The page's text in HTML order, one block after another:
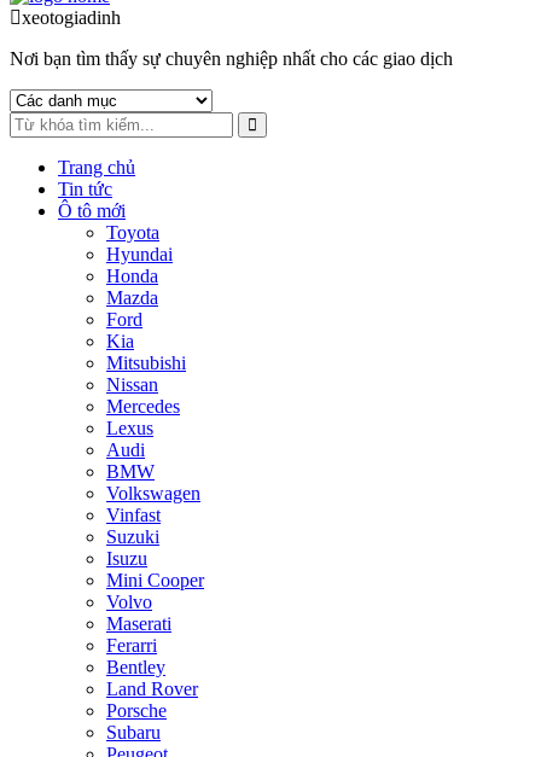
to
toxeotogiadinh
Nơi bạn tìm thấy sự chuyên nghiệp nhất cho các giao dịch
Trang chủ
Tin tức
Ô tô mới
Toyota
Hyundai
Honda
Mazda
Ford
Kia
Mitsubishi
Nissan
Mercedes
Lexus
Audi
BMW
Volkswagen
Vinfast
Suzuki
Isuzu
Mini Cooper
Volvo
Maserati
Ferarri
Bentley
Land Rover
Porsche
Subaru